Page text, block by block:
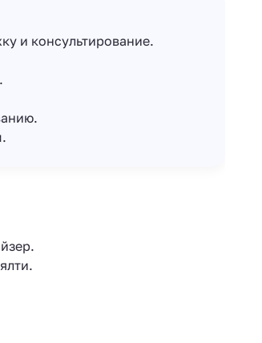
и консультирование.